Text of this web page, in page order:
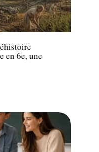
en 6e, une